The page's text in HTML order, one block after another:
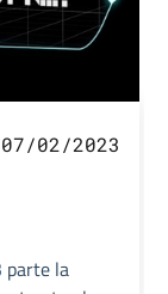
07/02/2023
parte la